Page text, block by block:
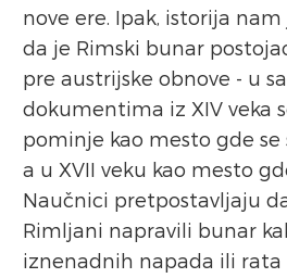
nove ere. Ipak, istorija
da je Rimski bunar
pre austrijske obnove - u
dokumentima iz XIV veka
pominje kao mesto gde se
a u XVII veku kao mesto
Naučnici pretpostavljaju
Rimljani napravili bunar
iznenadnih napada ili rata